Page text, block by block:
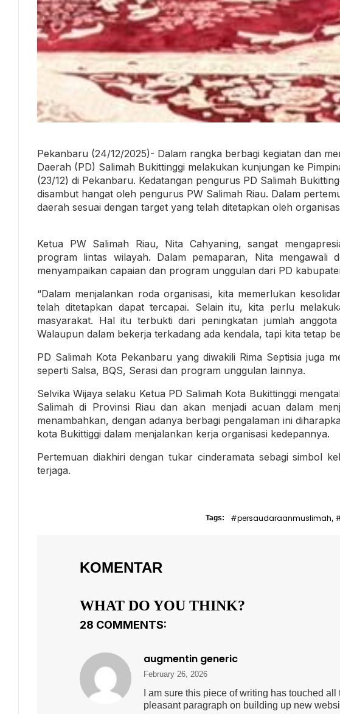
Pekanbaru (24/12/2025)- Dalam rangka berbagi kegiatan dan
Daerah (PD) Salimah Bukittinggi melakukan kunjungan ke
(23/12) di Pekanbaru. Kedatangan pengurus PD Salimah
disambut hangat oleh pengurus PW Salimah Riau. Dalam
daerah sesuai dengan target yang telah ditetapkan oleh
Ketua PW Salimah Riau, Nita Cahyaning, sangat
program lintas wilayah. Dalam pemaparan, Nita mengawali
menyampaikan capaian dan program unggulan dari PD
“Dalam menjalankan roda organisasi, kita memerlukan
telah ditetapkan dapat tercapai. Selain itu, kita perlu
masyarakat. Hal itu terbukti dari peningkatan jumlah
Walaupun dalam bekerja terkadang ada kendala, tapi kita tetap
PD Salimah Kota Pekanbaru yang diwakili Rima Septisia juga
seperti Salsa, BQS, Serasi dan program unggulan lainnya.
Selvika Wijaya selaku Ketua PD Salimah Kota Bukittinggi
Salimah di Provinsi Riau dan akan menjadi acuan dalam
menambahkan, dengan adanya berbagi pengalaman ini
kota Bukittiggi dalam menjalankan kerja organisasi kedepannya.
Pertemuan diakhiri dengan tukar cinderamata sebagi simbol
terjaga.
Tags: #persaudaraanmuslimah,
KOMENTAR
WHAT DO YOU THINK?
28 COMMENTS:
augmentin generic
February 26, 2026
I am sure this piece of writing has touched
pleasant paragraph on building up new